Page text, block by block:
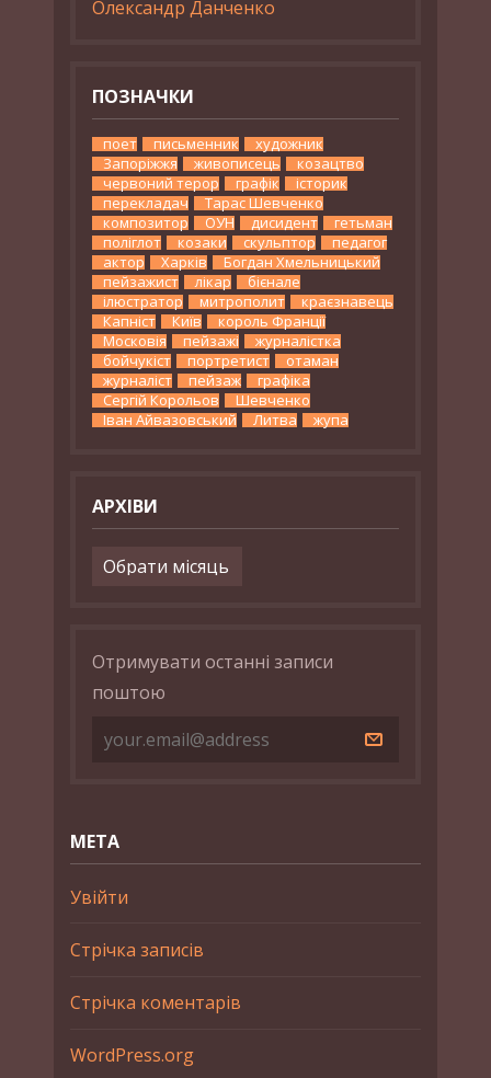
Олександр Данченко
ПОЗНАЧКИ
поет письменник
художник
Запоріжжя
живописець
козацтво
червоний терор
графік
історик
перекладач
Тарас Шевченко
композитор
ОУН дисидент
гетьман
поліглот
козаки скульптор
педагог
актор
Харків
Богдан Хмельницький
пейзажист
лікар
бієнале
ілюстратор
митрополит
краєзнавець
Капніст
Київ
король Франції
Московія
пейзажі
журналістка
бойчукіст
портретист
отаман
журналіст
пейзаж
графіка
Сергій Корольов
Шевченко
Іван Айвазовський
Литва жупа
АРХІВИ
Архіви
Отримувати останні записи
поштою
МЕТА
Увійти
Стрічка записів
Стрічка коментарів
WordPress.org